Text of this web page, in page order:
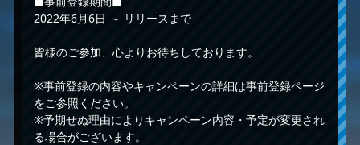
2022年6月6日 ～ リリースまで
皆様のご参加、心よりお待ちしております。
※事前登録の内容やキャンペーンの詳細は事前登録ページ
をご参照ください。
※予期せぬ理由によりキャンペーン内容・予定が変更され
る場合がございます。